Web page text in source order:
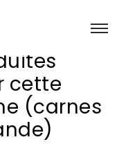
cette
(carnes